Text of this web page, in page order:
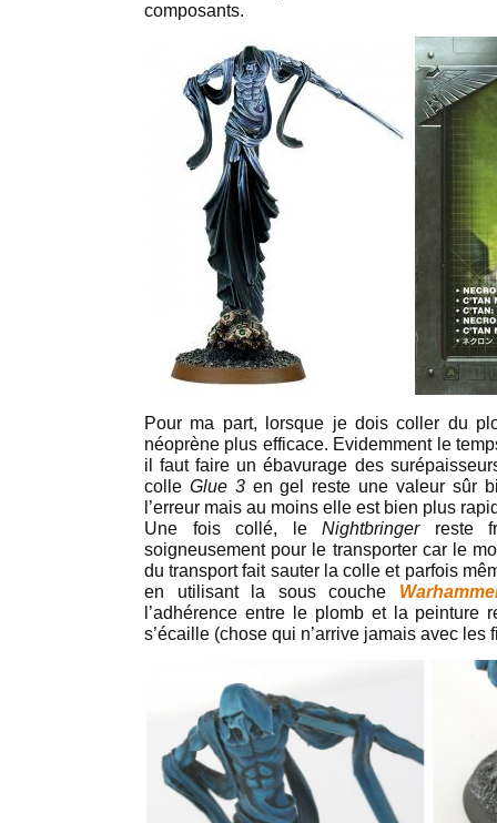
composants.
Pour ma part, lorsque je dois coller du
néoprène plus efficace. Evidemment le
il faut faire un ébavurage des
colle Glue 3en gel reste une valeur sûr
l’erreur mais au moins elle est bien plus
Une fois collé, le Nightbringerreste
soigneusement pour le transporter car le
du transport fait sauter la colle et parfois
en utilisant la sous couche
l’adhérence entre le plomb et la peinture
s’écaille (chose qui n’arrive jamais avec les